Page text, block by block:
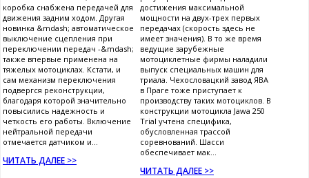
коробка снабжена передачей для
движения задним ходом. Другая
новинка &mdash; автоматическое
выключение сцепления при
переключении передач -&mdash;
также впервые применена на
тяжелых мотоциклах. Кстати, и
сам механизм переключения
подвергся реконструкции,
благодаря которой значительно
повысились надежность и
четкость его работы. Включение
нейтральной передачи
отмечается датчиком и...
ЧИТАТЬ ДАЛЕЕ >>
достижения максимальной
мощности на двух-трех первых
передачах (скорость здесь не
имеет значения). В то же время
ведущие зарубежные
мотоциклетные фирмы наладили
выпуск специальных машин для
триала. Чехословацкий завод ЯВА
в Праге тоже приступает к
производству таких мотоциклов. В
конструкции мотоцикла Jawa 250
Trial учтена специфика,
обусловленная трассой
соревнований. Шасси
обеспечивает мак...
ЧИТАТЬ ДАЛЕЕ >>